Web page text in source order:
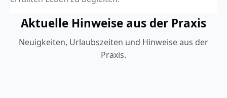
Aktuelle Hinweise aus der Praxis
Neuigkeiten, Urlaubszeiten und Hinweise aus der
Praxis.